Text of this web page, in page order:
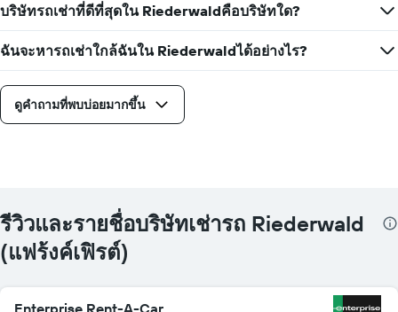
บริษัทรถเช่าที่ดีที่สุดใน Riederwaldคือบริษัทใด?
ฉันจะหารถเช่าใกล้ฉันใน Riederwaldได้อย่างไร?
ดูคำถามที่พบบ่อยมากขึ้น
รีวิวและรายชื่อบริษัทเช่ารถ Riederwald
(แฟร้งค์เฟิรต์)
Enterprise Rent-A-Car